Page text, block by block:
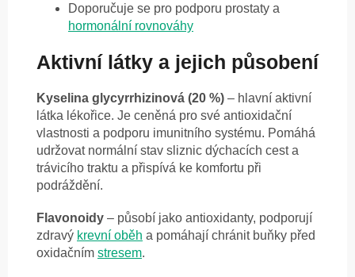
Doporučuje se pro podporu prostaty a
hormonální rovnováhy
Aktivní látky a jejich působení
Kyselina glycyrrhizinová (20 %) – hlavní aktivní
látka lékořice. Je ceněná pro své antioxidační
vlastnosti a podporu imunitního systému. Pomáhá
udržovat normální stav sliznic dýchacích cest a
trávicího traktu a přispívá ke komfortu při
podráždění.
Flavonoidy – působí jako antioxidanty, podporují
zdravý krevní oběh a pomáhají chránit buňky před
oxidačním stresem.